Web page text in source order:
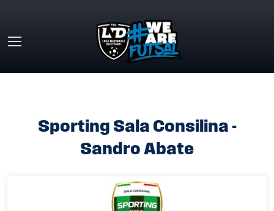
Sporting Sala Consilina -
Sandro Abate